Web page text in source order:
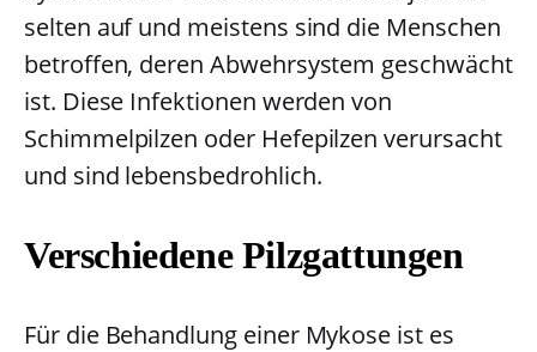
selten auf und meistens sind die Menschen
betroffen, deren Abwehrsystem geschwächt
ist. Diese Infektionen werden von
Schimmelpilzen oder Hefepilzen verursacht
und sind lebensbedrohlich.
Verschiedene Pilzgattungen
Für die Behandlung einer Mykose ist es